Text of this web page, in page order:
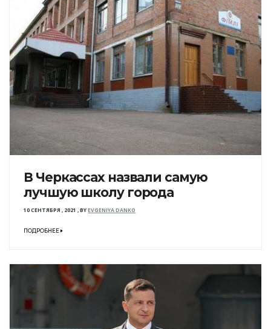
В Черкассах назвали самую
лучшую школу города
10 СЕНТЯБРЯ , 2021 ,BYEVGENIYA DANKO
ПОДРОБНЕЕ